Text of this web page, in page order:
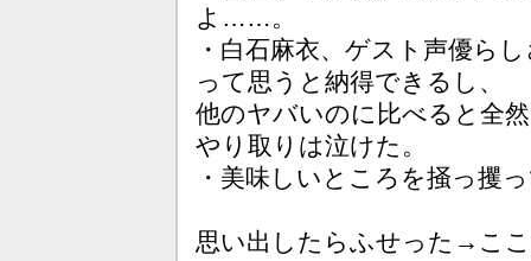
よ……。
・白石麻衣、ゲスト声優ら
って思うと納得できるし、
他のヤバいのに比べると全
やり取りは泣けた。
・美味しいところを掻っ攫
思い出したらふせった→こ